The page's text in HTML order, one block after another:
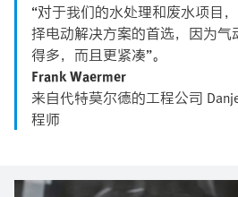
“对于我们的水处理和废水项目
择电动解决方案的首选，因为
得多，而且更紧凑”。
Frank Waermer
来自代特莫尔德的工程公司
程师